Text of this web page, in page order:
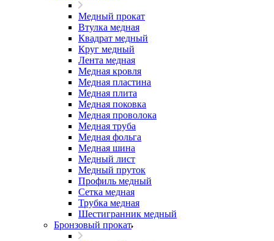
Медный прокат
Втулка медная
Квадрат медный
Круг медный
Лента медная
Медная кровля
Медная пластина
Медная плита
Медная поковка
Медная проволока
Медная труба
Медная фольга
Медная шина
Медный лист
Медный пруток
Профиль медный
Сетка медная
Трубка медная
Шестигранник медный
Бронзовый прокат